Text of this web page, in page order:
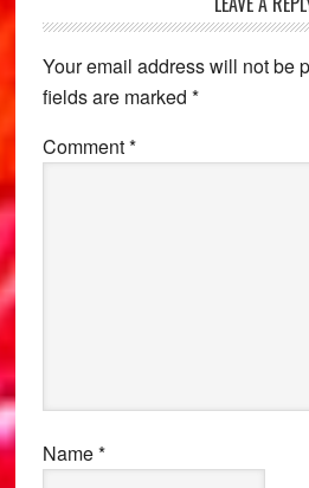
Interactions
Your email address will not be
fields are marked *
Comment*
Name*